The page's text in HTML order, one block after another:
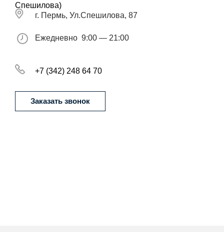
Спешилова)
г. Пермь, Ул.Спешилова, 87
Ежедневно 9:00 — 21:00
+7 (342) 248 64 70
Заказать звонок